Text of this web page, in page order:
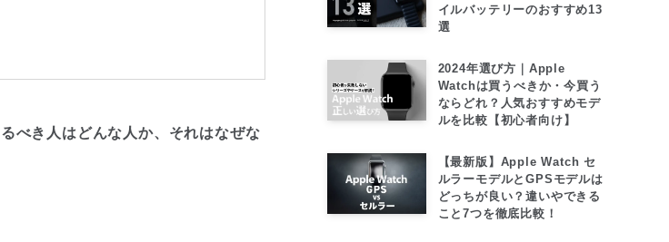
べき人はどんな人か、それはなぜな
イルバッテリーのおすすめ13
選
2024年選び方｜Apple
Watchは買うべきか・今買う
ならどれ？人気おすすめモデ
ルを比較【初心者向け】
【最新版】Apple Watch セ
ルラーモデルとGPSモデルは
どっちが良い？違いやできる
こと7つを徹底比較！